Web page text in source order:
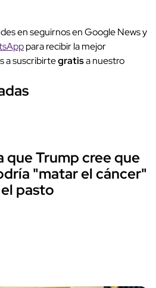
en seguirnos en Google News y
para recibir la mejor
a suscribirtegratisa nuestro
que Trump cree que
"matar el cáncer"
pasto